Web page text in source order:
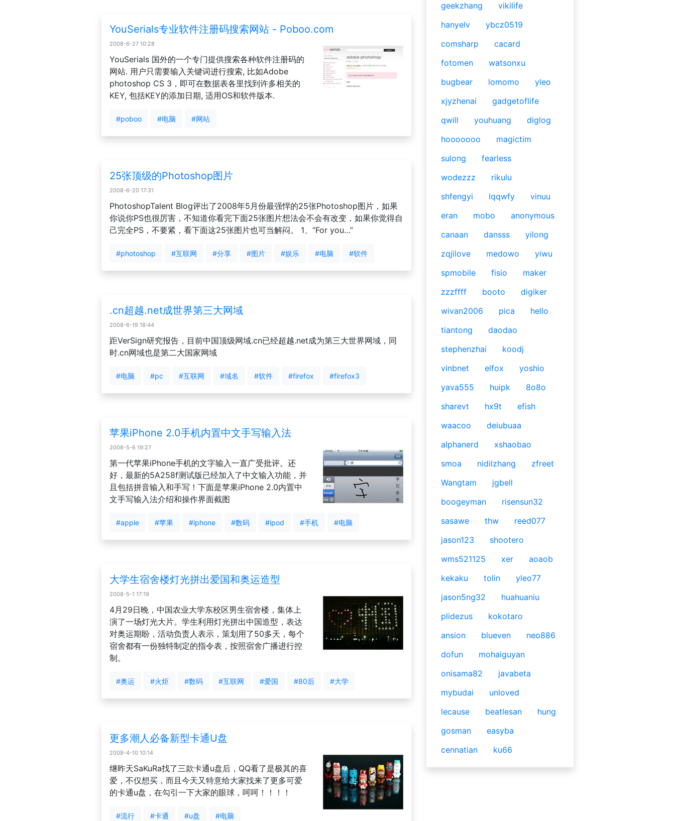
YouSerials专业软件注册码搜索网站 - Poboo.com
2008-6-27 10:28
YouSerials 国外的一个专门提供搜索各种软件注册码的
网站. 用户只需要输入关键词进行搜索, 比如Adobe
photoshop CS 3，即可在数据表各里找到许多相关的
KEY, 包括KEY的添加日期, 适用OS和软件版本.
#poboo #电脑 #网站
25张顶级的Photoshop图片
2008-6-20 17:31
PhotoshopTalent Blog评出了2008年5月份最强悍的25张Photoshop图片，如果
你说你PS也很厉害，不知道你看完下面25张图片想法会不会有改变，如果你觉得自
己完全PS，不要紧，看下面这25张图片也可当解闷。 1、“For you…”
#photoshop #互联网 #分享 #图片 #娱乐 #电脑 #软件
.cn超越.net成世界第三大网域
2008-6-19 18:44
距VerSign研究报告，目前中国顶级网域.cn已经超越.net成为第三大世界网域，同
时.cn网域也是第二大国家网域
#电脑 #pc #互联网 #域名 #软件 #firefox #firefox3
苹果iPhone 2.0手机内置中文手写输入法
2008-5-6 19:27
第一代苹果iPhone手机的文字输入一直广受批评。还
好，最新的5A258f测试版已经加入了中文输入功能，并
且包括拼音输入和手写！下面是苹果iPhone 2.0内置中
文手写输入法介绍和操作界面截图
#apple #苹果 #iphone #数码 #ipod #手机 #电脑
大学生宿舍楼灯光拼出爱国和奥运造型
2008-5-1 17:19
4月29日晚，中国农业大学东校区男生宿舍楼，集体上
演了一场灯光大片。学生利用灯光拼出中国造型，表达
对奥运期盼，活动负责人表示，策划用了50多天，每个
宿舍都有一份独特制定的指令表，按照宿舍广播进行控
制。
#奥运 #火炬 #数码 #互联网 #爱国 #80后 #大学
更多潮人必备新型卡通U盘
2008-4-10 10:14
继昨天SaKuRa找了三款卡通u盘后，QQ看了是极其的喜
爱，不仅想买，而且今天又特意给大家找来了更多可爱
的卡通u盘，在勾引一下大家的眼球，呵呵！！！！
#流行 #卡通 #u盘 #电脑
geekzhang
vikilife
hanyelv
ybcz0519
comsharp
cacard
fotomen
watsonxu
bugbear
lomomo
yleo
xjyzhenai
gadgetoflife
qwill
youhuang
diglog
hooooooo
magictim
sulong
fearless
wodezzz
rikulu
shfengyi
lqqwfy
vinuu
eran
mobo
anonymous
canaan
dansss
yilong
zqjilove
medowo
yiwu
spmobile
fisio
maker
zzzffff
booto
digiker
wivan2006
pica
hello
tiantong
daodao
stephenzhai
koodj
vinbnet
elfox
yoshio
yava555
huipk
8o8o
sharevt
hx9t
efish
waacoo
deiubuaa
alphanerd
xshaobao
smoa
nidilzhang
zfreet
Wangtam
jgbell
boogeyman
risensun32
sasawe
thw
reed077
jason123
shootero
wms521125
xer
aoaob
kekaku
tolin
yleo77
jason5ng32
huahuaniu
plidezus
kokotaro
ansion
blueven
neo886
dofun
mohaiguyan
onisama82
javabeta
mybudai
unloved
lecause
beatlesan
hung
gosman
easyba
cennatian
ku66